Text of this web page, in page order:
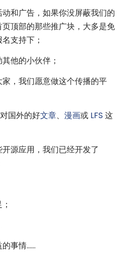
和广告，如果你没屏蔽我们的
顶部的那些推广块，大多是免
支持下；
他的小伙伴；
家，我们愿意做这个传播的平
国外的好文章、 漫画或 LFS 这
源应用，我们已经开发了
事情……